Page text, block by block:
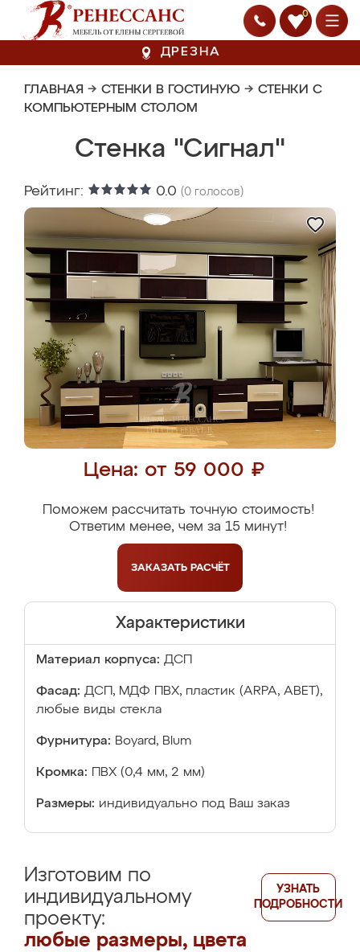
0
ДРЕЗНА
ГЛАВНАЯ → СТЕНКИ В ГОСТИНУЮ → СТЕНКИ С
КОМПЬЮТЕРНЫМ СТОЛОМ
Стенка "Сигнал"
Рейтинг: 0.0 (0 голосов)
Цена: от 59 000 ₽
Поможем рассчитать точную стоимость!
Ответим менее, чем за 15 минут!
ЗАКАЗАТЬ РАСЧЁТ
Характеристики
Материал корпуса: ДСП
Фасад: ДСП, МДФ ПВХ, пластик (ARPA, ABET),
любые виды стекла
Фурнитура: Boyard, Blum
Кромка: ПВХ (0,4 мм, 2 мм)
Размеры: индивидуально под Ваш заказ
Изготовим по
индивидуальному
проекту:
любые размеры, цвета
УЗНАТЬ
ПОДРОБНОСТИ